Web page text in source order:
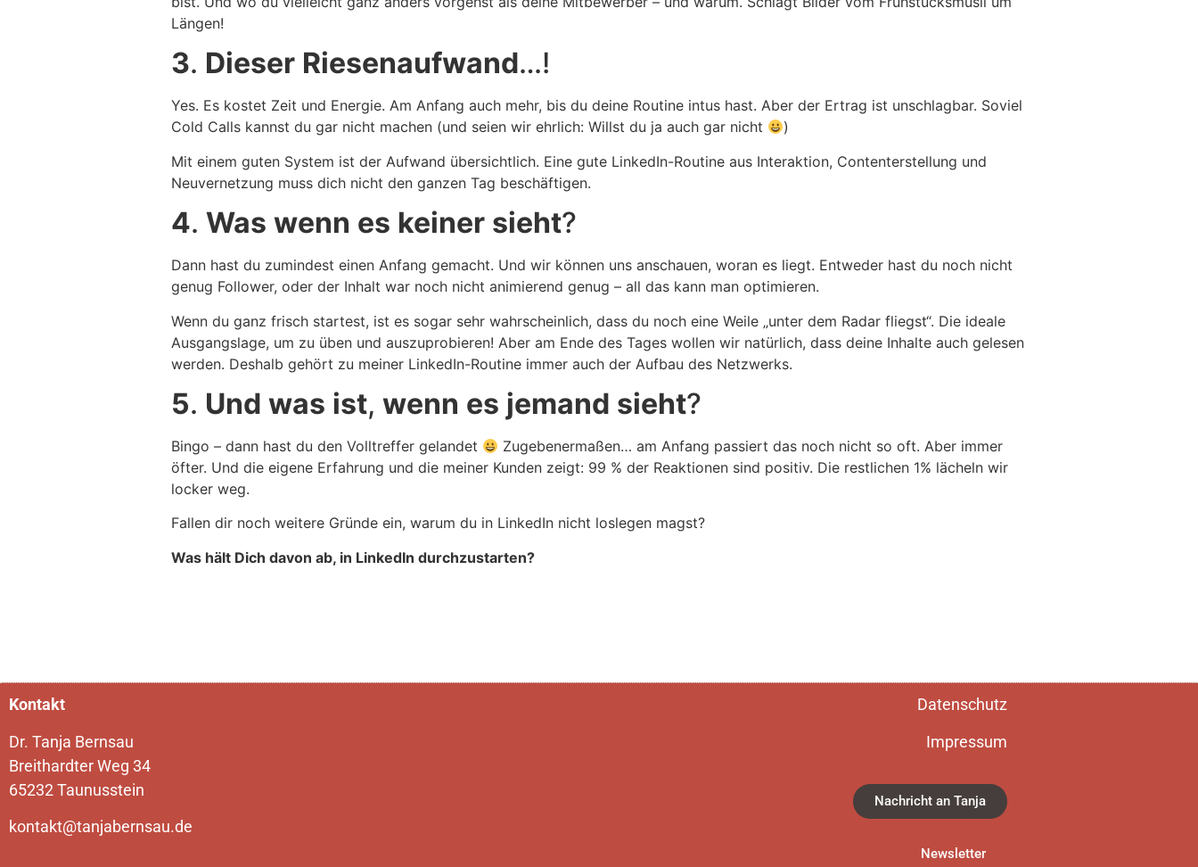
Längen!
3. Dieser Riesenaufwand…!
Yes. Es kostet Zeit und Energie. Am Anfang auch mehr, bis du deine Routine intus hast. Aber der Ertrag ist unschlagbar. Soviel
Cold Calls kannst du gar nicht machen (und seien wir ehrlich: Willst du ja auch gar nicht
)
Mit einem guten System ist der Aufwand übersichtlich. Eine gute LinkedIn-Routine aus Interaktion, Contenterstellung und
Neuvernetzung muss dich nicht den ganzen Tag beschäftigen.
4. Was wenn es keiner sieht?
Dann hast du zumindest einen Anfang gemacht. Und wir können uns anschauen, woran es liegt. Entweder hast du noch nicht
genug Follower, oder der Inhalt war noch nicht animierend genug – all das kann man optimieren.
Wenn du ganz frisch startest, ist es sogar sehr wahrscheinlich, dass du noch eine Weile „unter dem Radar fliegst“. Die ideale
Ausgangslage, um zu üben und auszuprobieren! Aber am Ende des Tages wollen wir natürlich, dass deine Inhalte auch gelesen
werden. Deshalb gehört zu meiner LinkedIn-Routine immer auch der Aufbau des Netzwerks.
5. Und was ist, wenn es jemand sieht?
Bingo – dann hast du den Volltreffer gelandet
Zugebenermaßen… am Anfang passiert das noch nicht so oft. Aber immer
öfter. Und die eigene Erfahrung und die meiner Kunden zeigt: 99 % der Reaktionen sind positiv. Die restlichen 1% lächeln wir
locker weg.
Fallen dir noch weitere Gründe ein, warum du in LinkedIn nicht loslegen magst?
Was hält Dich davon ab, in LinkedIn durchzustarten?
Kontakt
Dr. Tanja Bernsau
Breithardter Weg 34
65232 Taunusstein
kontakt@tanjabernsau.de
Datenschutz
Impressum
Nachricht an Tanja
Newsletter